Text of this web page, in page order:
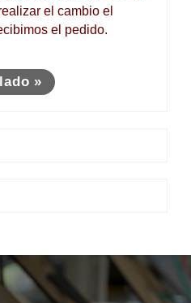
el cambio el
el pedido.
»